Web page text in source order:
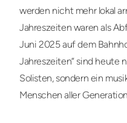
werden nicht mehr lokal
Jahreszeiten waren als
Juni 2025 auf dem
Jahreszeiten“ sind heute
Solisten, sondern ein
Menschen aller